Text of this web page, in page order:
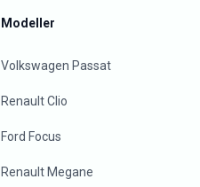
Modeller
Volkswagen Passat
Renault Clio
Ford Focus
Renault Megane